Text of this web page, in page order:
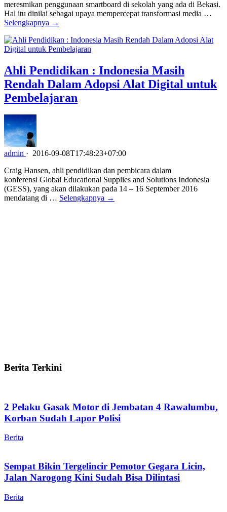
meresmikan penggunaan smartboard di sekolah yang ada di Bekasi.
Hal itu dinilai sebagai upaya mempercepat transformasi media …
Selengkapnya →
Ahli Pendidikan : Indonesia Masih
Rendah Dalam Adopsi Alat Digital untuk
Pembelajaran
admin · 2016-09-08T17:48:23+07:00
Craig Hansen, ahli pendidikan dan pembicara dalam
konferensi Global Educational Supplies and Solutions Indonesia
(GESS), yang akan dilakukan pada 14 – 16 September 2016
mendatang di … Selengkapnya →
Berita Terkini
2 Pelaku Gasak Motor di Jembatan 4 Rawalumbu,
Korban Sudah Lapor Polisi
Berita
Sempat Bikin Tergelincir Pemotor Gegara Licin,
Jalan Narogong Kini Sudah Bisa Dilintasi
Berita